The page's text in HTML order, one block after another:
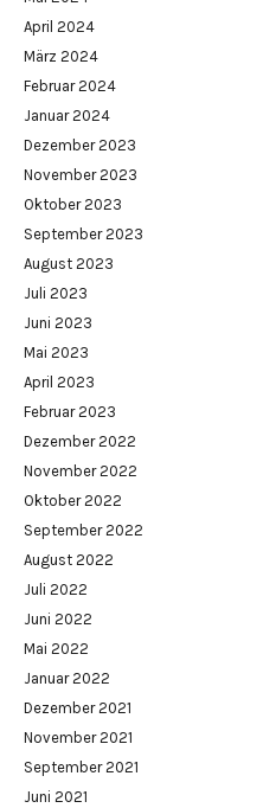
April 2024
März 2024
Februar 2024
Januar 2024
Dezember 2023
November 2023
Oktober 2023
September 2023
August 2023
Juli 2023
Juni 2023
Mai 2023
April 2023
Februar 2023
Dezember 2022
November 2022
Oktober 2022
September 2022
August 2022
Juli 2022
Juni 2022
Mai 2022
Januar 2022
Dezember 2021
November 2021
September 2021
Juni 2021